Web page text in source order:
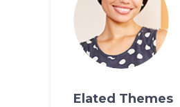
Elated Themes